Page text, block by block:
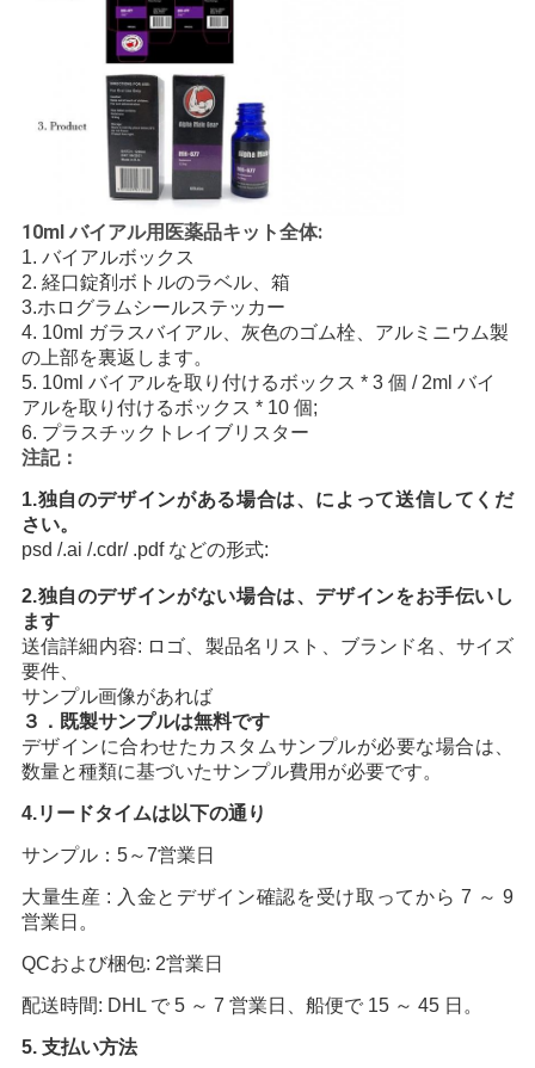
10ml バイアル用医薬品キット全体:
1. バイアルボックス
2. 経口錠剤ボトルのラベル、箱
3.ホログラムシールステッカー
4. 10ml ガラスバイアル、灰色のゴム栓、アルミニウム製
の上部を裏返します。
5. 10ml バイアルを取り付けるボックス * 3 個 / 2ml バイ
アルを取り付けるボックス * 10 個;
6. プラスチックトレイブリスター
注記：
1.独自のデザインがある場合は、によって送信してくだ
さい。
psd /.ai /.cdr/ .pdf などの形式:
2.独自のデザインがない場合は、デザインをお手伝いし
ます
送信詳細内容: ロゴ、製品名リスト、ブランド名、サイズ
要件、
サンプル画像があれば
３．既製サンプルは無料です
デザインに合わせたカスタムサンプルが必要な場合は、
数量と種類に基づいたサンプル費用が必要です。
4.リードタイムは以下の通り
サンプル：5～7営業日
大量生産 : 入金とデザイン確認を受け取ってから 7 ～ 9
営業日。
QCおよび梱包: 2営業日
配送時間: DHL で 5 ～ 7 営業日、船便で 15 ～ 45 日。
5. 支払い方法